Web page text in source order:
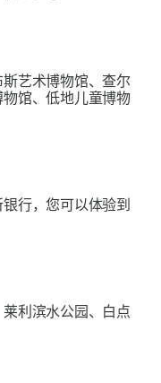
艺术博物馆、查尔
馆、低地儿童博物
行，您可以体验到
利滨水公园、白点